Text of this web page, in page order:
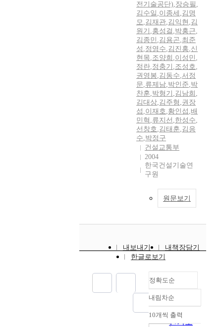
전기술공단),장승필 ,
김수일 ,이종세 ,김명
모,김재관,김익현 ,김
원기 ,홍성걸 ,박홍근,
김종민 ,김용곤,최준
성 ,정영수,김진홍,신
현목,조양희 ,이성민 ,
정란,정충기 ,조성호,
권영봉,김동수,서정
문,류제남,박인준,박
찬훈,박형기 ,김남희 ,
김대상,김주형 ,권장
섭 ,이재호,황인섭 ,배
민혁 ,류지선 ,한성수,
선창호,김태훈,김응
수,박정구
건설교통부
2004
한국건설기술연
구원
원문보기
내보내기
내책장담기
한글로보기
정확도순
정확도
순
인기도
내림차순
내림차순
10개씩 출력